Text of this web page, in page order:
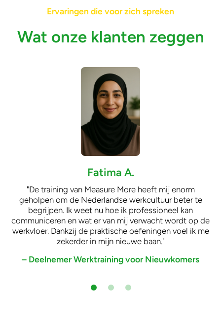
Ervaringen die voor zich spreken
Wat onze klanten zeggen
Fatima A.
"​De training van Measure More heeft mij enorm
geholpen om de Nederlandse werkcultuur beter te
begrijpen. Ik weet nu hoe ik professioneel kan
communiceren en wat er van mij verwacht wordt op de
werkvloer. Dankzij de praktische oefeningen voel ik me
zekerder in mijn nieuwe baan."​
– Deelnemer Werktraining voor Nieuwkomers